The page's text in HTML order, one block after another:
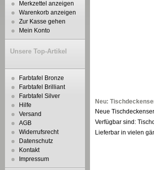
Merkzettel anzeigen
Warenkorb anzeigen
Zur Kasse gehen
Mein Konto
Unsere Top-Artikel
Farbtafel Bronze
Farbtafel Brilliant
Farbtafel Silver
Hilfe
Versand
AGB
Widerrufsrecht
Datenschutz
Kontakt
Impressum
Neu:
Neue
Verfügbar sind:
Lieferbar in vielen